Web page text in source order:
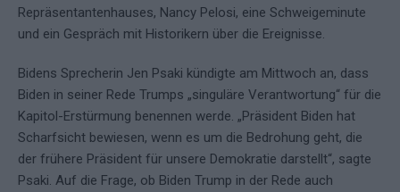
Repräsentantenhauses, Nancy Pelosi, eine Schweigeminute
und ein Gespräch mit Historikern über die Ereignisse.
Bidens Sprecherin Jen Psaki kündigte am Mittwoch an, dass
Biden in seiner Rede Trumps „singuläre Verantwortung“ für die
Kapitol-Erstürmung benennen werde. „Präsident Biden hat
Scharfsicht bewiesen, wenn es um die Bedrohung geht, die
der frühere Präsident für unsere Demokratie darstellt“, sagte
Psaki. Auf die Frage, ob Biden Trump in der Rede auch